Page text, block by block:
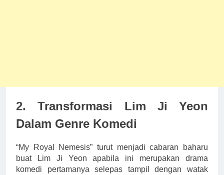
2. Transformasi Lim Ji Yeon
Dalam Genre Komedi
“My Royal Nemesis” turut menjadi cabaran baharu
buat Lim Ji Yeon apabila ini merupakan drama
komedi pertamanya selepas tampil dengan watak